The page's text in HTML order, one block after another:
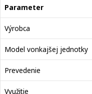
Parameter
Výrobca
Model vonkajšej jednotky
Prevedenie
Využitie